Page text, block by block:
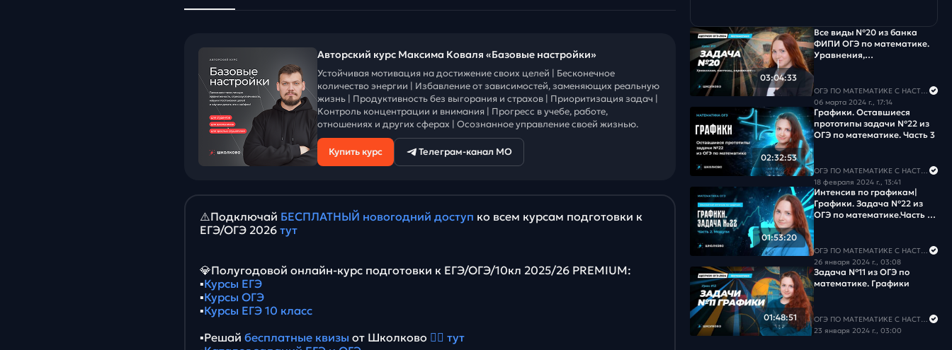
Авторский курс Максима Коваля «Базовые настройки»
Устойчивая мотивация на достижение своих целей | Бесконечное
количество энергии | Избавление от зависимостей, заменяющих реальную
жизнь | Продуктивность без выгорания и страхов | Приоритизация задач |
Контроль концентрации и внимания | Прогресс в учебе, работе,
отношениях и других сферах | Осознанное управление своей жизнью.
Купить курс Телеграм-канал МО
⚠️Подключай БЕСПЛАТНЫЙ новогодний доступ ко всем курсам подготовки к
ЕГЭ/ОГЭ 2026 тут
💎Полугодовой онлайн-курс подготовки к ЕГЭ/ОГЭ/10кл 2025/26 PREMIUM:
▪️Курсы ЕГЭ
▪️Курсы ОГЭ
▪️Курсы ЕГЭ 10 класс
▪️Решай бесплатные квизы от Школково 👉🏻 тут
03:04:33
Все виды №20 из банка
ФИПИ ОГЭ по математике.
Уравнения,
ОГЭ ПО МАТЕМАТИКЕ С НАСТЕЙ
06 марта 2024 г., 17:14
02:32:53
Графики. Оставшиеся
прототипы задачи №22 из
ОГЭ по математике. Часть 3
ОГЭ ПО МАТЕМАТИКЕ С НАСТЕЙ
18 февраля 2024 г., 13:41
01:53:20
Интенсив по графикам|
Графики. Задача №22 из
ОГЭ по математике.Часть 2.
ОГЭ ПО МАТЕМАТИКЕ С НАСТЕЙ
26 января 2024 г., 03:08
01:48:51
Задача №11 из ОГЭ по
математике. Графики
ОГЭ ПО МАТЕМАТИКЕ С НАСТЕЙ
23 января 2024 г., 03:00